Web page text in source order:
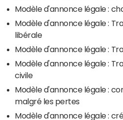
Modèle d'annonce légale :
Modèle d'annonce légale :
libérale
Modèle d'annonce légale :
Modèle d'annonce légale :
civile
Modèle d'annonce légale :
malgré les pertes
Modèle d'annonce légale :